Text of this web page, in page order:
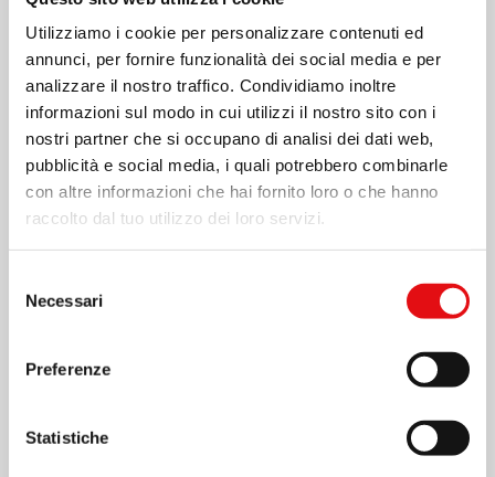
Utilizziamo i cookie per personalizzare contenuti ed
annunci, per fornire funzionalità dei social media e per
analizzare il nostro traffico. Condividiamo inoltre
informazioni sul modo in cui utilizzi il nostro sito con i
nostri partner che si occupano di analisi dei dati web,
pubblicità e social media, i quali potrebbero combinarle
con altre informazioni che hai fornito loro o che hanno
raccolto dal tuo utilizzo dei loro servizi.
delNecessari
Preferenze
Statistiche